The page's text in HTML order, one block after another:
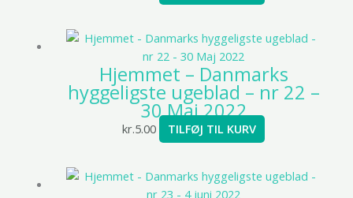
Hjemmet – Danmarks
hyggeligste ugeblad – nr 22 –
30 Maj 2022
kr.5.00 TILFØJ TIL KURV